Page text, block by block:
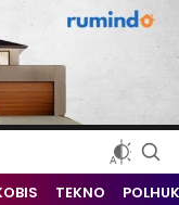
Indonesia dan Dunia
TEKNO